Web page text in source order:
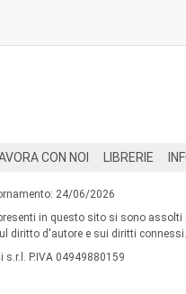
CON NOI LIBRERIE
24/06/2026
presenti in questo sito si sono
diritto d'autore e sui diritti connessi.
s.r.l. P.IVA 04949880159